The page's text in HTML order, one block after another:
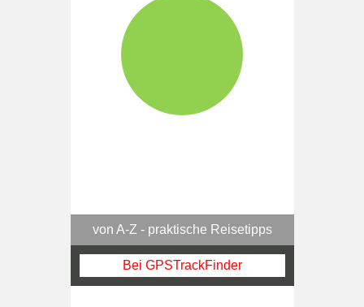
von A-Z - praktische Reisetipps
Bei GPSTrackFinder